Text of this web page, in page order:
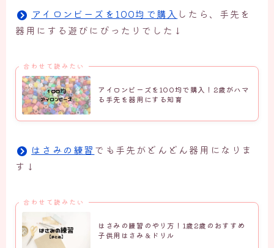
アイロンビーズを100均で購入 したら、手先を
器用にする遊びにぴったりでした↓
合わせて読みたい
アイロンビーズを100均で購入！2歳がハマ
る手先を器用にする知育
はさみの練習 でも手先がどんどん器用になりま
す↓
合わせて読みたい
はさみの練習のやり方！1歳2歳のおすすめ
子供用はさみ＆ドリル